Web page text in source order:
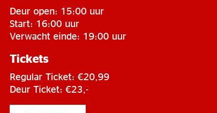
Deur open: 15:00 uur
Start: 16:00 uur
Verwacht einde: 19:00 uur
Tickets
Regular Ticket: €20,99
Deur Ticket: €23,-